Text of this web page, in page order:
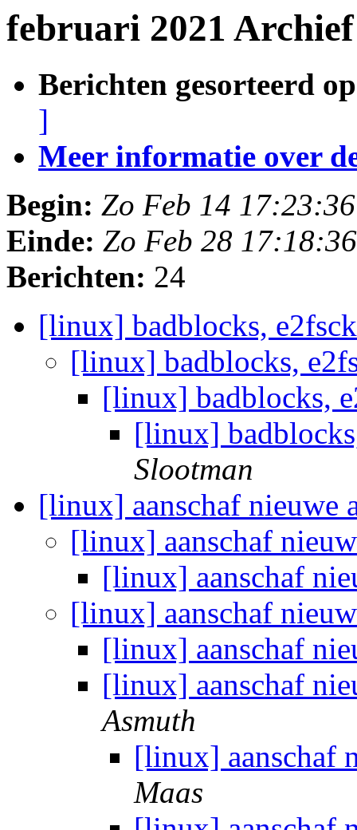
februari 2021
Berichten gesorteerd
]
Meer informatie over
Begin: Zo Feb 14
Einde: Zo Feb 28
Berichten: 24
[linux] badblocks,
[linux] badblocks,
[linux] badblocks,
[linux]
Slootman
[linux] aanschaf nieuwe
[linux] aanschaf
[linux] aanschaf
[linux] aanschaf
[linux] aanschaf
[linux] aanschaf
Asmuth
[linux] aanschaf
Maas